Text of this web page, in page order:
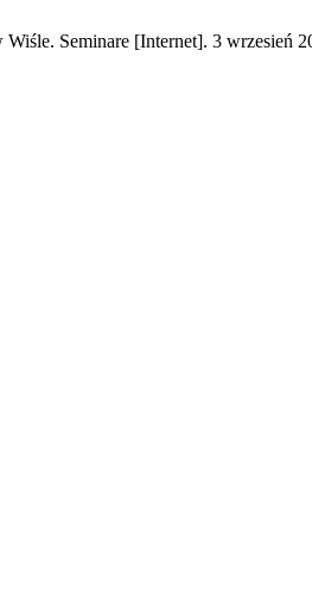
Seminare [Internet]. 3 wrzesień